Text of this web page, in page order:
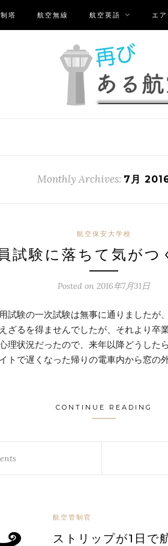
塔 航空無線 航空英語 エ
Monthly Archives: 7月
航空保安大学校
試験に落ちて気がつ
Posted on 2016年7月31日
試験の一次試験は無事に通りましたが
ざるを得ませんでしたが、それより卒
理状況だったので、来年以降どうした
トで遅くなった帰りの電車内から窓の
CONTINUE READING
航空管制官
ストリップが1日で